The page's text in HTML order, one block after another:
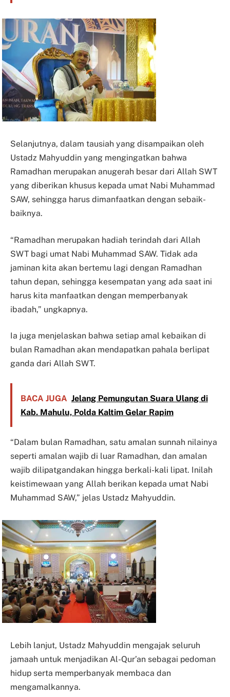
Selanjutnya, dalam tausiah yang disampaikan oleh
Ustadz Mahyuddin yang mengingatkan bahwa
Ramadhan merupakan anugerah besar dari Allah SWT
yang diberikan khusus kepada umat Nabi Muhammad
SAW, sehingga harus dimanfaatkan dengan sebaik-
baiknya.
“Ramadhan merupakan hadiah terindah dari Allah
SWT bagi umat Nabi Muhammad SAW. Tidak ada
jaminan kita akan bertemu lagi dengan Ramadhan
tahun depan, sehingga kesempatan yang ada saat ini
harus kita manfaatkan dengan memperbanyak
ibadah,” ungkapnya.
Ia juga menjelaskan bahwa setiap amal kebaikan di
bulan Ramadhan akan mendapatkan pahala berlipat
ganda dari Allah SWT.
BACA JUGA Jelang Pemungutan Suara Ulang di
Kab. Mahulu, Polda Kaltim Gelar Rapim
“Dalam bulan Ramadhan, satu amalan sunnah nilainya
seperti amalan wajib di luar Ramadhan, dan amalan
wajib dilipatgandakan hingga berkali-kali lipat. Inilah
keistimewaan yang Allah berikan kepada umat Nabi
Muhammad SAW,” jelas Ustadz Mahyuddin.
Lebih lanjut, Ustadz Mahyuddin mengajak seluruh
jamaah untuk menjadikan Al-Qur’an sebagai pedoman
hidup serta memperbanyak membaca dan
mengamalkannya.